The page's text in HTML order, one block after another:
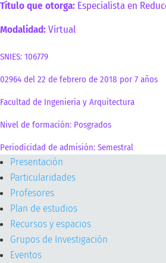
Título que otorga: Especialista en
Modalidad:Virtual
SNIES: 106779
02964 del 22 de febrero de 2018 por 7 años
Facultad de Ingeniería y Arquitectura
Nivel de formación: Posgrados
Periodicidad de admisión: Semestral
Presentación
Particularidades
Profesores
Plan de estudios
Recursos y espacios
Grupos de Investigación
Eventos